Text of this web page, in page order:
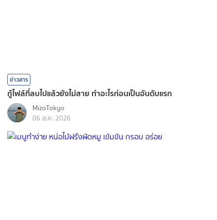
ข่าวสาร
กู้ไฟล์ที่ลบไปแล้วยังไม่สาย ทำอะไรก่อนเป็นอันดับแรก
MizoTokyo
06 ส.ค. 2026